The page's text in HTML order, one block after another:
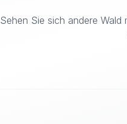
Sehen Sie sich andere